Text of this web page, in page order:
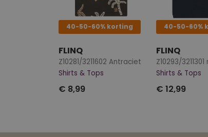
40-50-60% korting
FLINQ
Z10281/3211602 Antraciet
Shirts & Tops
€ 8,99
40-50-60%
FLINQ
Z10293/
Shirts & Tops
€ 12,99